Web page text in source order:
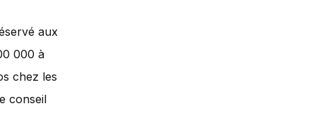
aux
000 à
chez les
conseil